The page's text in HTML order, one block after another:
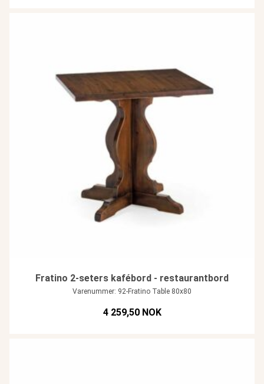
Fratino 2-seters kafébord - restaurantbord
Varenummer: 92-Fratino Table 80x80
4 259,50 NOK